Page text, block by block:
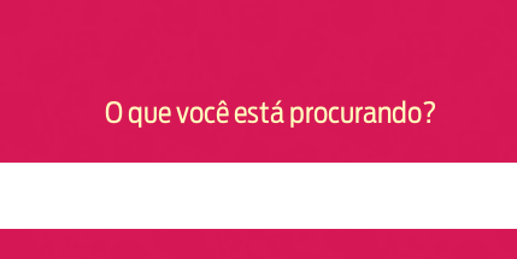
O que você está procurando?